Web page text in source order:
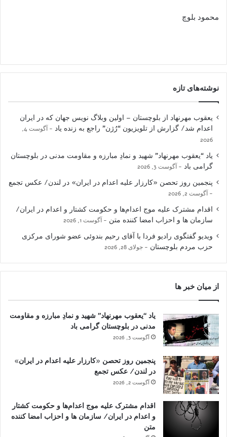
محمود بلوچ
نوشته‌های تازه
یعقوب مهرنهاد از بلوچستان – اولین وبلاگ نویس جهان که در ایران
اعدام شد/ گزارش از تلویزیون “رُژن” راجع به زنده یاد
آگوست 4,
2026
یاد “یعقوب مهرنهاد” شهید و نمادِ مبارزه و مقاومت مدنی در بلوچستان
گرامی باد
آگوست 3, 2026
پنجمین روز تحصن «کارزار علیه اعدام در ایران» در لندن/ عکس تجمع
آگوست 2, 2026
اقدام مشترک علیه موج اعدام‌ها و حکومت کشتار و اعدام در ایران/
سازمان ها و احزاب امضا کننده متن
آگوست 1, 2026
ویدیو گفتگوی رادیو فردا با آقای رحیم بندوئی عضو شورای مرکزی
حزب مردم بلوچستان
جولای 28, 2026
از میان خبر ها
یاد “یعقوب مهرنهاد” شهید و نمادِ مبارزه و مقاومت
مدنی در بلوچستان گرامی باد
آگوست 3, 2026
پنجمین روز تحصن «کارزار علیه اعدام در ایران»
در لندن/ عکس تجمع
آگوست 2, 2026
اقدام مشترک علیه موج اعدام‌ها و حکومت کشتار
و اعدام در ایران/ سازمان ها و احزاب امضا کننده
متن